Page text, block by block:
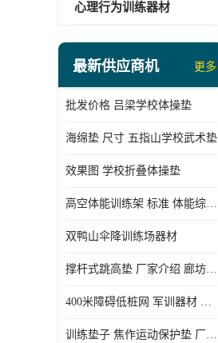
心理行为训练器材
最新供应商机 更多
批发价格 吕梁学校体操垫
海绵垫 尺寸 五指山学校武术垫
效果图 学校折叠体操垫
高空体能训练架 标准 体能综合训练架
双鸭山伞降训练场器材
撑杆式跳高垫 厂家介绍 廊坊舞蹈室体操垫
400米障碍低桩网 军训器材 厂家实物图
训练垫子 焦作运动保护垫 厂家销售